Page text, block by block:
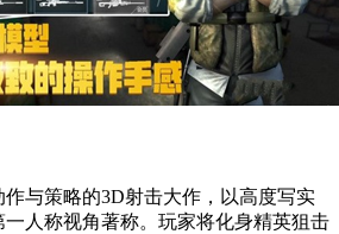
作与策略的3D射击大作，以高度写实
人称视角著称。玩家将化身精英狙击